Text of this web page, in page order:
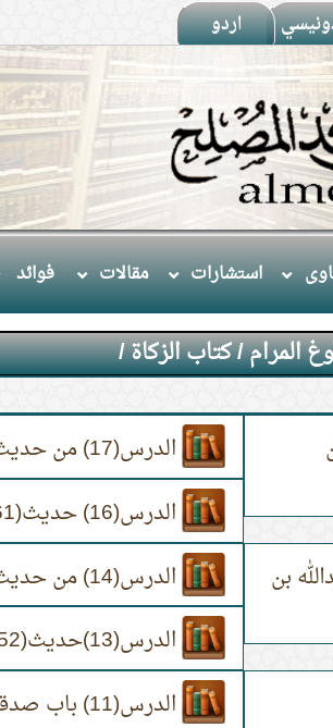
اردو
استشارات مقالات فوائد
المرام/كتاب الزكاة/
إن
الدرس(17) من حديث(662) إلى (664) باب قسم الصدقات.
الدرس(16) حديث(661)المسألة كد يكد بها الرجل وجهه.
عبدالله بن
الدرس(14) من حديث(654)إلى(656) أي الصدقة أفضل.
الدرس(13)حديث(652)،(653)أيما مسلم كسا مسلما ثوباً على عري
الدرس(11) باب صدقة التطوع